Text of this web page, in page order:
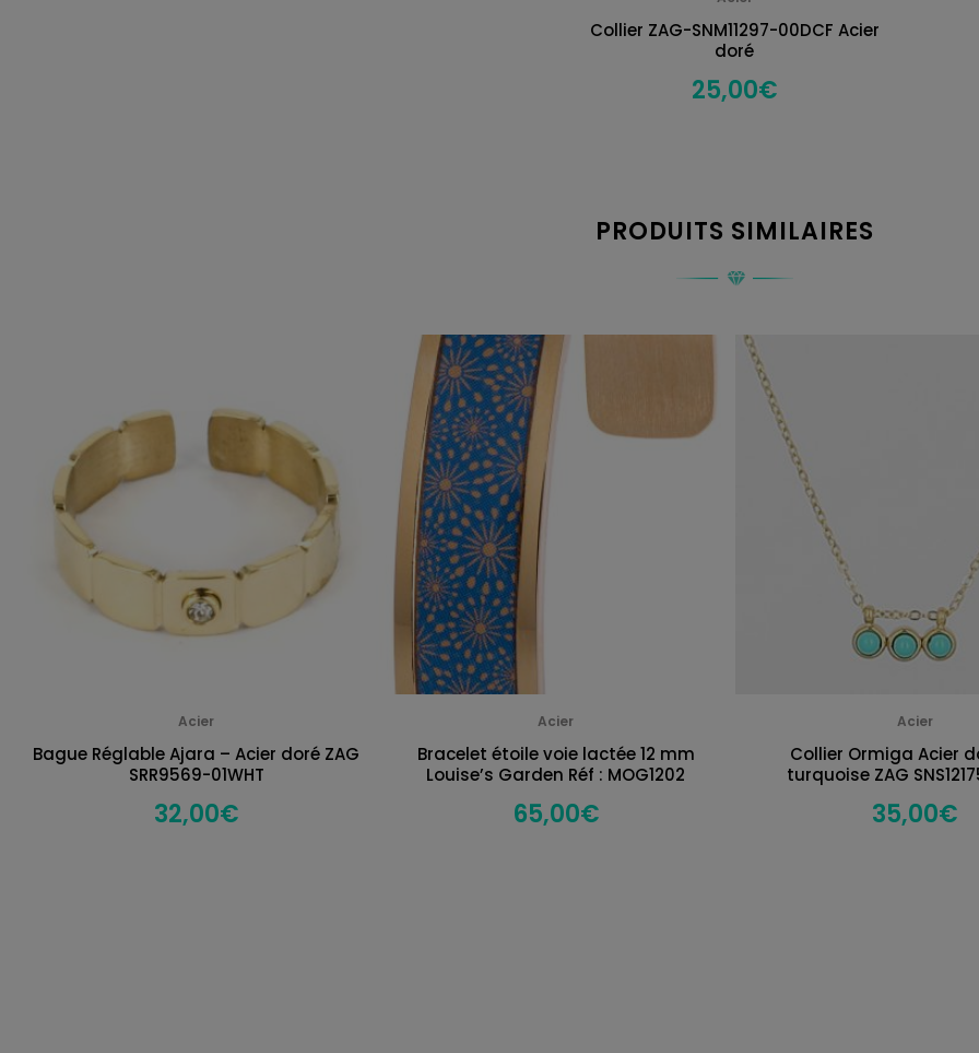
Collier ZAG-SNM11297-00DCF Acier
doré
25,00€
PRODUITS SIMILAIRES
Acier
Bague Réglable Ajara – Acier doré ZAG
SRR9569-01WHT
32,00€
Acier
Bracelet étoile voie lactée 12 mm
Louise’s Garden Réf : MOG1202
65,00€
Acier
Collier Ormiga Acier
turquoise ZAG
35,00€